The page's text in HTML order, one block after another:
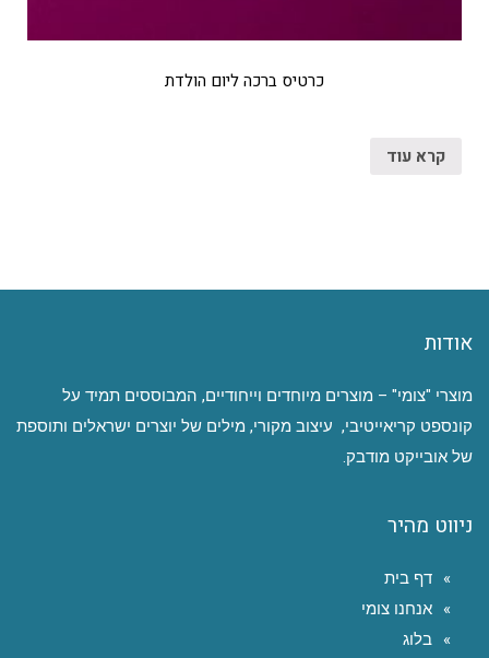
כרטיס ברכה ליום הולדת
קרא עוד
אודות
מוצרי "צומי" – מוצרים מיוחדים וייחודיים, המבוססים תמיד על
קונספט קריאייטיבי, עיצוב מקורי, מילים של יוצרים ישראלים ותוספת
של אובייקט מודבק.
ניווט מהיר
דף בית
אנחנו צומי
בלוג